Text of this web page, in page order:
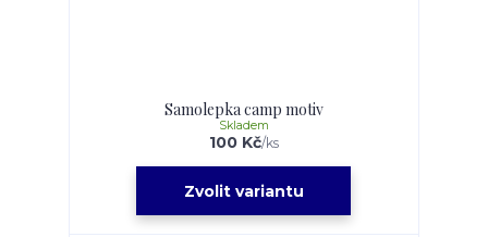
Samolepka camp motiv
100 Kč/ks
Skladem
Zvolit variantu